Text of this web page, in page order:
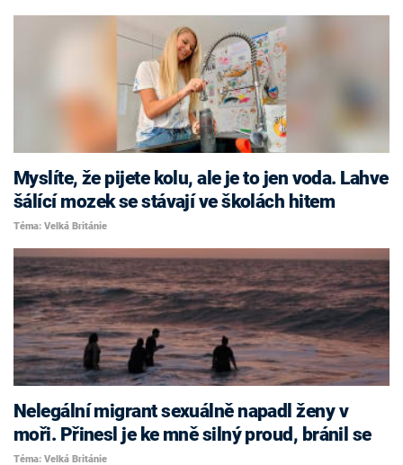
Myslíte, že pijete kolu, ale je to jen voda. Lahve
šálící mozek se stávají ve školách hitem
Téma: Velká Británie
Nelegální migrant sexuálně napadl ženy v
moři. Přinesl je ke mně silný proud, bránil se
Téma: Velká Británie